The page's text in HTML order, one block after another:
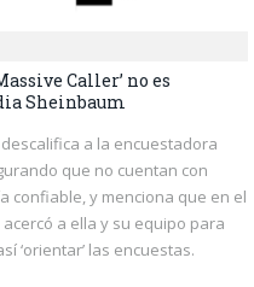
Caller’ no es
Sheinbaum
a la encuestadora
que no cuentan con
confiable, y menciona que en el
a ella y su equipo para
‘orientar’ las encuestas.